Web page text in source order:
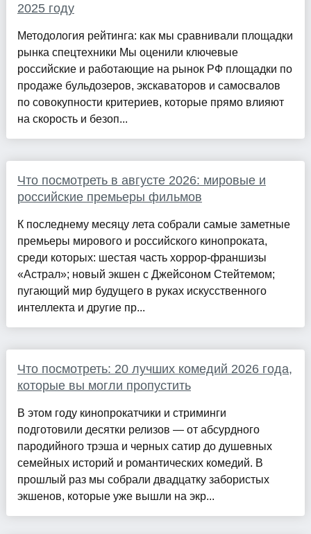
2025 году
Методология рейтинга: как мы сравнивали площадки
рынка спецтехники Мы оценили ключевые
российские и работающие на рынок РФ площадки по
продаже бульдозеров, экскаваторов и самосвалов
по совокупности критериев, которые прямо влияют
на скорость и безоп...
Что посмотреть в августе 2026: мировые и
российские премьеры фильмов
К последнему месяцу лета собрали самые заметные
премьеры мирового и российского кинопроката,
среди которых: шестая часть хоррор-франшизы
«Астрал»; новый экшен с Джейсоном Стейтемом;
пугающий мир будущего в руках искусственного
интеллекта и другие пр...
Что посмотреть: 20 лучших комедий 2026 года,
которые вы могли пропустить
В этом году кинопрокатчики и стриминги
подготовили десятки релизов — от абсурдного
пародийного трэша и черных сатир до душевных
семейных историй и романтических комедий. В
прошлый раз мы собрали двадцатку забористых
экшенов, которые уже вышли на экр...